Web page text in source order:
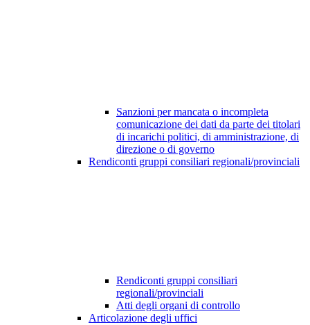
Sanzioni per mancata o incompleta
comunicazione dei dati da parte dei titolari
di incarichi politici, di amministrazione, di
direzione o di governo
Rendiconti gruppi consiliari regionali/provinciali
Rendiconti gruppi consiliari
regionali/provinciali
Atti degli organi di controllo
Articolazione degli uffici